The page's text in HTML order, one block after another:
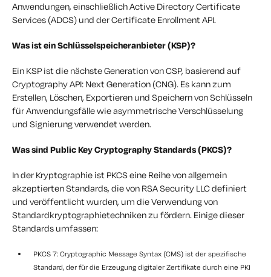
Anwendungen, einschließlich Active Directory Certificate
Services (ADCS) und der Certificate Enrollment API.
Was ist ein Schlüsselspeicheranbieter (KSP)?
Ein KSP ist die nächste Generation von CSP, basierend auf
Cryptography API: Next Generation (CNG). Es kann zum
Erstellen, Löschen, Exportieren und Speichern von Schlüsseln
für Anwendungsfälle wie asymmetrische Verschlüsselung
und Signierung verwendet werden.
Was sind Public Key Cryptography Standards (PKCS)?
In der Kryptographie ist PKCS eine Reihe von allgemein
akzeptierten Standards, die von RSA Security LLC definiert
und veröffentlicht wurden, um die Verwendung von
Standardkryptographietechniken zu fördern. Einige dieser
Standards umfassen:
PKCS 7: Cryptographic Message Syntax (CMS) ist der spezifische
Standard, der für die Erzeugung digitaler Zertifikate durch eine PKI